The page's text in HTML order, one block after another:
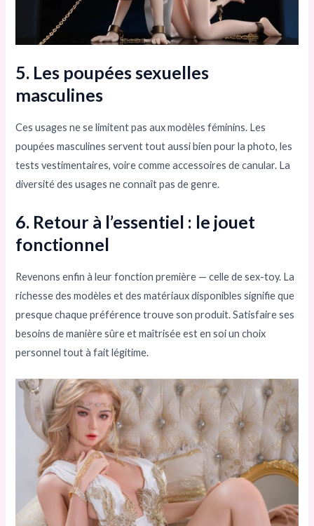
5. Les poupées sexuelles
masculines
Ces usages ne se limitent pas aux modèles féminins. Les
poupées masculines servent tout aussi bien pour la photo, les
tests vestimentaires, voire comme accessoires de canular. La
diversité des usages ne connaît pas de genre.
6. Retour à l’essentiel : le jouet
fonctionnel
Revenons enfin à leur fonction première — celle de sex-toy. La
richesse des modèles et des matériaux disponibles signifie que
presque chaque préférence trouve son produit. Satisfaire ses
besoins de manière sûre et maîtrisée est en soi un choix
personnel tout à fait légitime.